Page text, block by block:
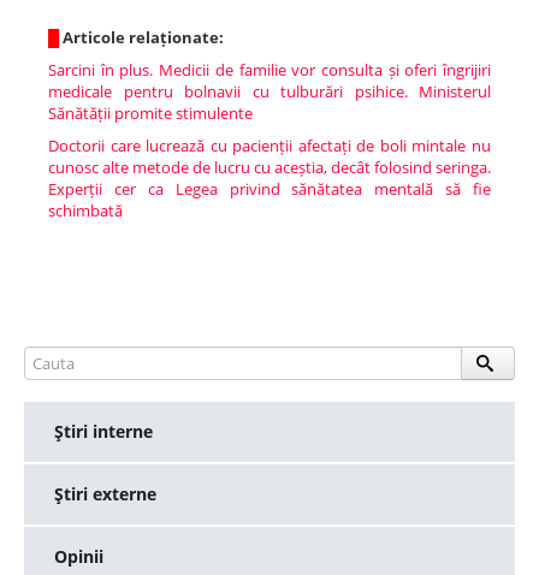
Articole relaționate:
Sarcini în plus. Medicii de familie vor consulta și oferi îngrijiri
medicale pentru bolnavii cu tulburări psihice. Ministerul
Sănătății promite stimulente
Doctorii care lucrează cu pacienții afectați de boli mintale nu
cunosc alte metode de lucru cu aceștia, decât folosind seringa.
Experții cer ca Legea privind sănătatea mentală să fie
schimbată
Ştiri interne
Ştiri externe
Opinii